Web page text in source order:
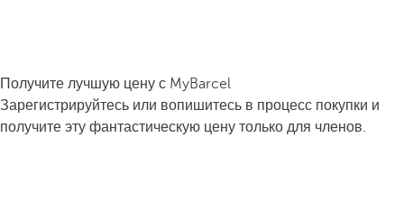
Получите лучшую цену с MyBarcel
Зарегистрируйтесь или вопишитесь в процесс покупки и
получите эту фантастическую цену только для членов.